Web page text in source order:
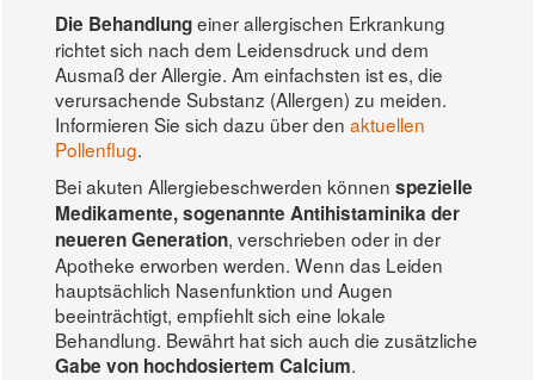
Die Behandlungeiner allergischen Erkrankung
richtet sich nach dem Leidensdruck und dem
Ausmaß der Allergie. Am einfachsten ist es, die
verursachende Substanz (Allergen) zu meiden.
Informieren Sie sich dazu über den aktuellen
Pollenflug.
Bei akuten Allergiebeschwerden können spezielle
Medikamente, sogenannte Antihistaminika der
neueren Generation, verschrieben oder in der
Apotheke erworben werden. Wenn das Leiden
hauptsächlich Nasenfunktion und Augen
beeinträchtigt, empfiehlt sich eine lokale
Behandlung. Bewährt hat sich auch die zusätzliche
Gabe von hochdosiertem Calcium.